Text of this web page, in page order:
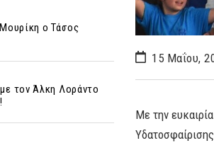
15 Μαΐου,
Με την
ο Τάσος
τον Άλκη Λοράντο